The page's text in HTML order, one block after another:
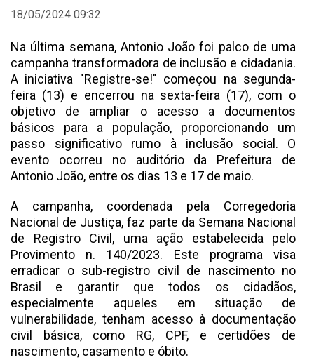
18/05/2024 09:32
Na última semana, Antonio João foi palco de uma
campanha transformadora de inclusão e cidadania.
A iniciativa "Registre-se!" começou na segunda-
feira (13) e encerrou na sexta-feira (17), com o
objetivo de ampliar o acesso a documentos
básicos para a população, proporcionando um
passo significativo rumo à inclusão social. O
evento ocorreu no auditório da Prefeitura de
Antonio João, entre os dias 13 e 17 de maio.
A campanha, coordenada pela Corregedoria
Nacional de Justiça, faz parte da Semana Nacional
de Registro Civil, uma ação estabelecida pelo
Provimento n. 140/2023. Este programa visa
erradicar o sub-registro civil de nascimento no
Brasil e garantir que todos os cidadãos,
especialmente aqueles em situação de
vulnerabilidade, tenham acesso à documentação
civil básica, como RG, CPF, e certidões de
nascimento, casamento e óbito.